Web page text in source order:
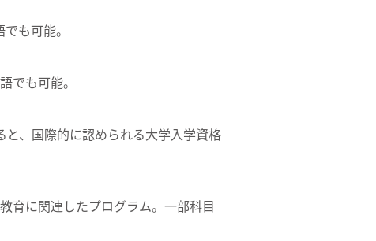
も可能。
でも可能。
、国際的に認められる大学入学資格
育に関連したプログラム。一部科目